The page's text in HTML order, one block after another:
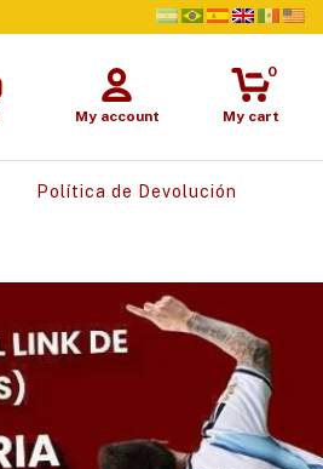
My account My cart
0
Política de Devolución